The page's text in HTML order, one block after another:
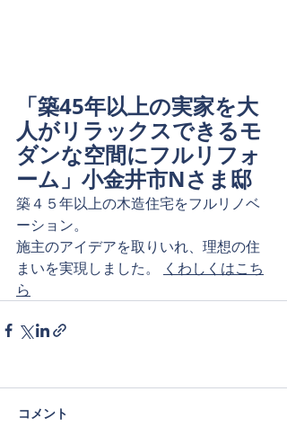
「築45年以上の実家を大
人がリラックスできるモ
ダンな空間にフルリフォ
ーム」小金井市Nさま邸
築４５年以上の木造住宅をフルリノベ
ーション。
施主のアイデアを取りいれ、理想の住
まいを実現しました。
くわしくはこち
ら
コメント